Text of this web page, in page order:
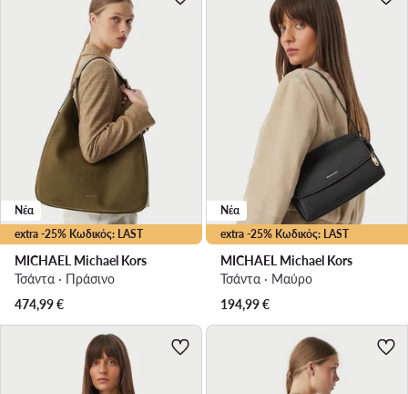
extra -25% Κωδικός: LAST
Νέα
MICHAEL Michael Kors
Τσάντα · Πράσινο
474,99€
extra -25% Κωδικός: LAST
Νέα
MICHAEL Michael Kors
Τσάντα · Μαύρο
194,99€